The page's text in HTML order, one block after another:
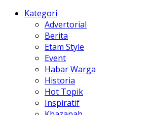
Kategori
Advertorial
Berita
Etam Style
Event
Habar Warga
Historia
Hot Topik
Inspiratif